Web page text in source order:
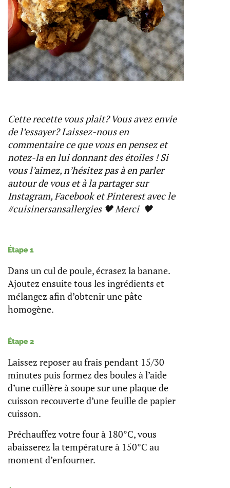
Cette recette vous plait? Vous avez envie
de l’essayer? Laissez-nous en
commentaire ce que vous en pensez et
notez-la en lui donnant des étoiles ! Si
vous l’aimez, n’hésitez pas à en parler
autour de vous et à la partager sur
Instagram, Facebook et Pinterest avec le
#cuisinersansallergies 🖤 Merci 🖤
Étape 1
Dans un cul de poule, écrasez la banane.
Ajoutez ensuite tous les ingrédients et
mélangez afin d’obtenir une pâte
homogène.
Étape 2
Laissez reposer au frais pendant 15/30
minutes puis formez des boules à l’aide
d’une cuillère à soupe sur une plaque de
cuisson recouverte d’une feuille de papier
cuisson.
Préchauffez votre four à 180°C, vous
abaisserez la température à 150°C au
moment d’enfourner.